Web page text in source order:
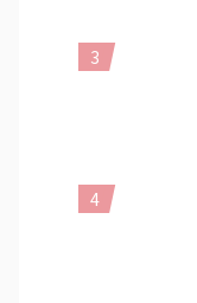
3
4